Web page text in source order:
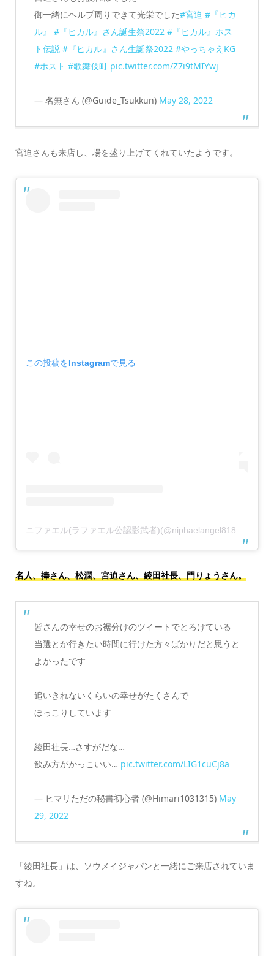
御一緒にヘルプ周りできて光栄でした#宮迫 #『ヒカ
ル』
#『ヒカル』さん誕生祭2022 #『ヒカル』ホス
ト伝説 #『ヒカル』さん生誕祭2022 #やっちゃえKG
#ホスト #歌舞伎町 pic.twitter.com/Z7i9tMIYwj
— 名無さん (@Guide_Tsukkun) May 28, 2022
宮迫さんも来店し、場を盛り上げてくれていたようです。
この投稿をInstagramで見る
名人、捧さん、松潤、宮迫さん、綾田社長、門りょうさん。
皆さんの幸せのお裾分けのツイートでとろけている
当選とか行きたい時間に行けた方々ばかりだと思うと
よかったです
追いきれないくらいの幸せがたくさんで
ほっこりしています
綾田社長…さすがだな…
飲み方がかっこいい… pic.twitter.com/LIG1cuCj8a
— ヒマリただの秘書初心者 (@Himari1031315) May
29, 2022
「綾田社長」は、ソウメイジャパンと一緒にご来店されていま
すね。